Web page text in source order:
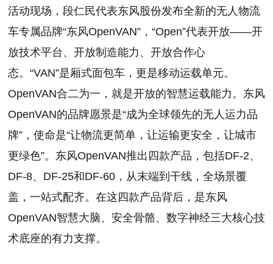
活动现场，段仁民代表东风股份发布全新的无人物流
车专属品牌“东风OpenVAN”，“Open”代表开放——开
放技术平台、开放制造能力、开放合作心
态。“VAN”是厢式面包车，更是移动运载单元。
OpenVAN合二为一，就是开放的智慧运载能力。东风
OpenVAN的品牌愿景是“成为全球领先的无人运力品
牌”，使命是“让物流更简单，让运输更安全，让城市
更绿色”。东风OpenVAN推出四款产品，包括DF-2、
DF-8、DF-25和DF-60，从末端到干线，全场景覆
盖，一站式配齐。在这四款产品背后，是东风
OpenVAN智慧大脑、安全骨骼、数字神经三大核心技
术底座的有力支撑。